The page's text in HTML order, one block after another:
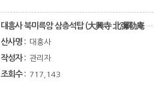
대흥사 북미륵암 삼층석탑 (大興寺 北彌勒庵 三層石塔)
산사명 : 대흥사
작성자 : 관리자
조회수 : 717,143